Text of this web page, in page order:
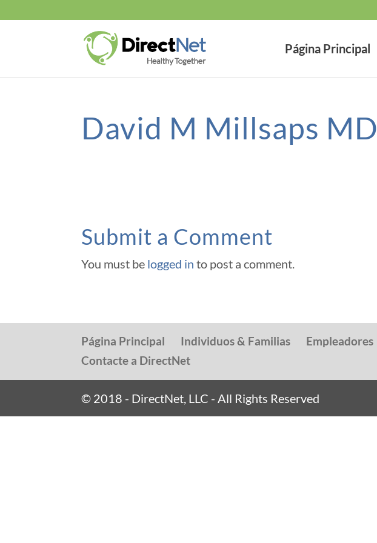
Página Principal
David M Millsaps MD
Submit a Comment
You must be logged in to post a comment.
Página Principal Individuos & Familias Empleadores
Contacte a DirectNet
© 2018 - DirectNet, LLC - All Rights Reserved